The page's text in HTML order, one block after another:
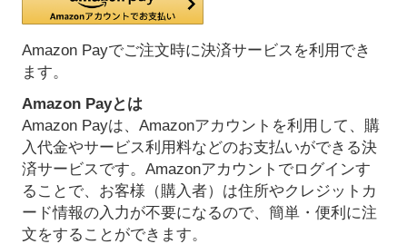
Amazon Payでご注文時に決済サービスを利用でき
ます。
Amazon Payとは
Amazon Payは、Amazonアカウントを利用して、購
入代金やサービス利用料などのお支払いができる決
済サービスです。Amazonアカウントでログインす
ることで、お客様（購入者）は住所やクレジットカ
ード情報の入力が不要になるので、簡単・便利に注
文をすることができます。